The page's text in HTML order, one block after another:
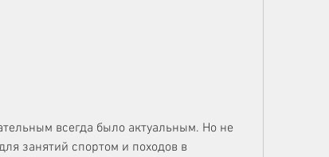
всегда было актуальным. Но не
занятий спортом и походов в